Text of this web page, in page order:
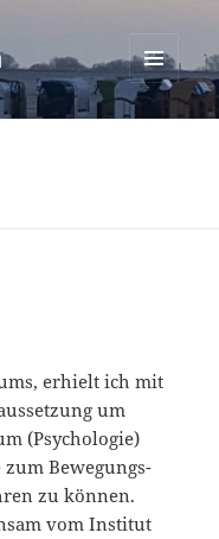
MENÜ
erhielt ich mit
um
(Psychologie)
Bewegungs-
zu können.
vom Institut